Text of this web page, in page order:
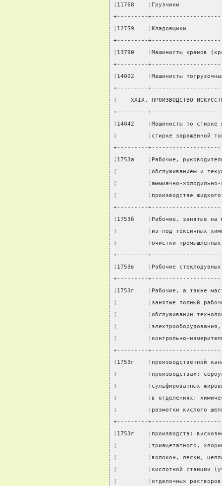
¦11768    ¦Грузчики
+---------
¦12759    ¦Кладовщики
+---------
¦13790    ¦Машинисты
+---------
¦14002    ¦Машинисты
+---------
¦    XXIX. ПРОИЗВОДСТВО
+---------
¦14042    ¦Машинисты по
¦         ¦стирке зараженной
+---------
¦1753а    ¦Рабочие,
¦         ¦обслуживанием и
¦         ¦аммиачно-
¦         ¦производстве
+---------
¦1753б    ¦Рабочие, занятые на
¦         ¦из-под токсичных
¦         ¦очистки
+---------
¦1753в    ¦Рабочие
+---------
¦1753г    ¦Рабочие, а также
¦         ¦занятые полный
¦         ¦обслуживании
¦
¦         ¦контрольно-
+---------
¦1753г    ¦производственной
¦         ¦производствах:
¦         ¦сульфированных
¦         ¦в отделениях:
¦         ¦размотки кислого
+---------
¦1753г    ¦производств:
¦         ¦триацетатного,
¦         ¦волокон, лески,
¦         ¦кислотной станции
¦         ¦отделочных